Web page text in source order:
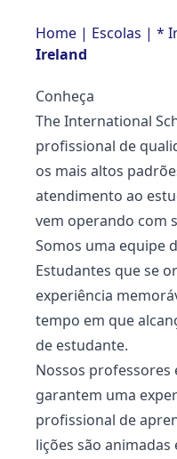
Home | Escolas | *
Ireland
Conheça
The International
profissional de
os mais altos
atendimento ao
vem operando com
Somos uma equipe
Estudantes que se
experiência
tempo em que
de estudante.
Nossos professores
garantem uma
profissional de
lições são